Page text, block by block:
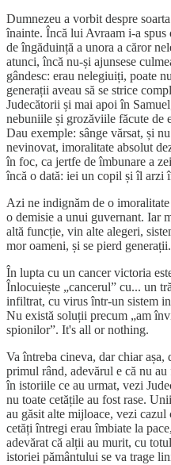
Dumnezeu a vorbit despre
înainte. Încă lui Avraam i-a
de îngăduință a unora a căror
atunci, încă nu-și ajunsese
gândesc: erau nelegiuiți, poate
generații aveau să se strice
Judecătorii și mai apoi în
nebuniile și grozăviile făcute de
Dau exemple: sânge vărsat, și
nevinovat, imoralitate absolut
în foc, ca jertfe de îmbunare a
încă o dată: iei un copil și îl arzi
Azi ne indignăm de o
o demisie a unui guvernant. Iar
altă funcție, vin alte alegeri,
mor oameni, și se pierd generații.
În lupta cu un cancer victoria
Înlocuiește „cancerul” cu... un
infiltrat, cu virus într-un sistem
Nu există soluții precum „am
spionilor”. It's all or nothing.
Va întreba cineva, dar chiar
primul rând, adevărul e că nu
în istoriile ce au urmat, vezi
nu toate cetățile au fost rase.
au găsit alte mijloace, vezi
cetăți întregi erau îmbiate la
adevărat că alții au murit, cu
istoriei pământului se va trage